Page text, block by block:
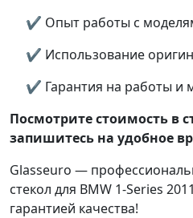
✔ Опыт работы с
✔ Использование
✔ Гарантия на работы и
Посмотрите стоимость в
запишитесь на удобное
Glasseuro —
стекол для BMW 1-Series
гарантией качества!